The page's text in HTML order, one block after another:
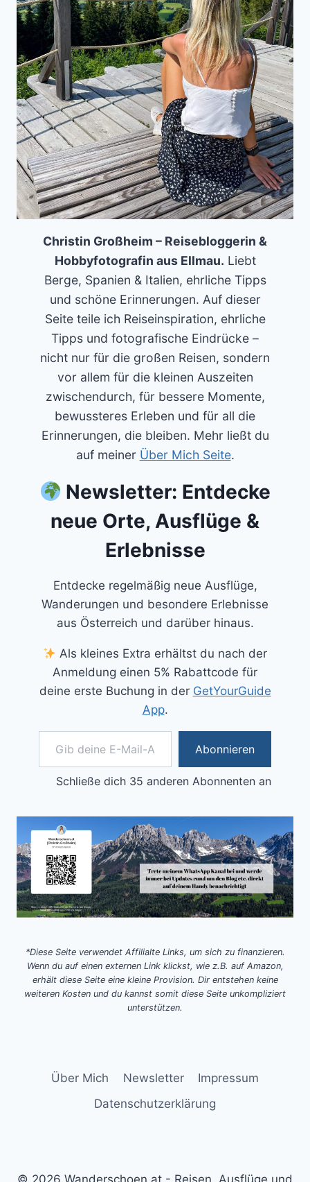
Christin Großheim – Reisebloggerin &
Hobbyfotografin aus Ellmau. Liebt
Berge, Spanien & Italien, ehrliche Tipps
und schöne Erinnerungen. Auf dieser
Seite teile ich Reiseinspiration, ehrliche
Tipps und fotografische Eindrücke –
nicht nur für die großen Reisen, sondern
vor allem für die kleinen Auszeiten
zwischendurch, für bessere Momente,
bewussteres Erleben und für all die
Erinnerungen, die bleiben. Mehr ließt du
auf meiner Über Mich Seite.
Newsletter: Entdecke
neue Orte, Ausflüge &
Erlebnisse
Entdecke regelmäßig neue Ausflüge,
Wanderungen und besondere Erlebnisse
aus Österreich und darüber hinaus.
Als kleines Extra erhältst du nach der
Anmeldung einen 5% Rabattcode für
deine erste Buchung in der GetYourGuide
App.
Gib deine E-Mail-Adresse ein ...
Abonnieren
Schließe dich 35 anderen Abonnenten an
*Diese Seite verwendet Affilialte Links, um sich zu finanzieren.
Wenn du auf einen externen Link klickst, wie z.B. auf Amazon,
erhält diese Seite eine kleine Provision. Dir entstehen keine
weiteren Kosten und du kannst somit diese Seite unkompliziert
unterstützen.
Über Mich Newsletter
Impressum
Datenschutzerklärung
© 2026 Wanderschoen.at - Reisen, Ausflüge und